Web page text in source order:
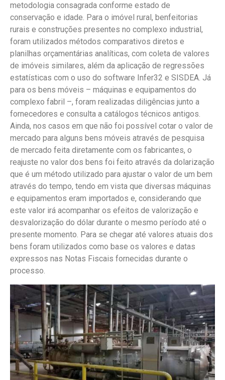
metodologia consagrada conforme estado de
conservação e idade. Para o imóvel rural, benfeitorias
rurais e construções presentes no complexo industrial,
foram utilizados métodos comparativos diretos e
planilhas orçamentárias analíticas, com coleta de valores
de imóveis similares, além da aplicação de regressões
estatísticas com o uso do software Infer32 e SISDEA. Já
para os bens móveis – máquinas e equipamentos do
complexo fabril –, foram realizadas diligências junto a
fornecedores e consulta a catálogos técnicos antigos.
Ainda, nos casos em que não foi possível cotar o valor de
mercado para alguns bens móveis através de pesquisa
de mercado feita diretamente com os fabricantes, o
reajuste no valor dos bens foi feito através da dolarização
que é um método utilizado para ajustar o valor de um bem
através do tempo, tendo em vista que diversas máquinas
e equipamentos eram importados e, considerando que
este valor irá acompanhar os efeitos de valorização e
desvalorização do dólar durante o mesmo período até o
presente momento. Para se chegar até valores atuais dos
bens foram utilizados como base os valores e datas
expressos nas Notas Fiscais fornecidas durante o
processo.